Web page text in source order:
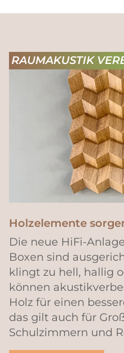
RAUMAKUSTIK
Holzelemente
Die neue HiFi-
Boxen sind
klingt zu hell, hallig
können
Holz für einen
das gilt auch für
Schulzimmern und